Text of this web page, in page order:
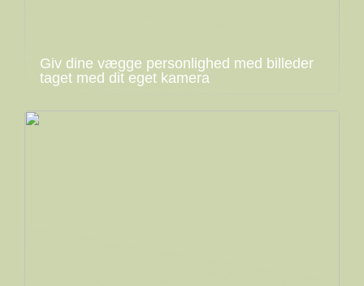
Giv dine vægge personlighed med billeder
taget med dit eget kamera